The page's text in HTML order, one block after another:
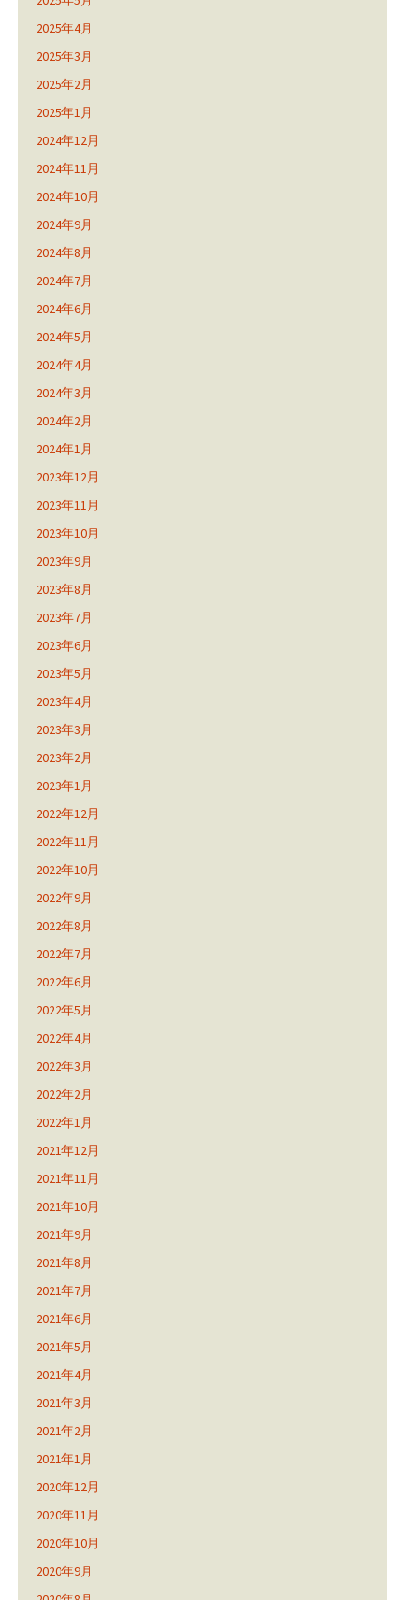
2025年4月
2025年3月
2025年2月
2025年1月
2024年12月
2024年11月
2024年10月
2024年9月
2024年8月
2024年7月
2024年6月
2024年5月
2024年4月
2024年3月
2024年2月
2024年1月
2023年12月
2023年11月
2023年10月
2023年9月
2023年8月
2023年7月
2023年6月
2023年5月
2023年4月
2023年3月
2023年2月
2023年1月
2022年12月
2022年11月
2022年10月
2022年9月
2022年8月
2022年7月
2022年6月
2022年5月
2022年4月
2022年3月
2022年2月
2022年1月
2021年12月
2021年11月
2021年10月
2021年9月
2021年8月
2021年7月
2021年6月
2021年5月
2021年4月
2021年3月
2021年2月
2021年1月
2020年12月
2020年11月
2020年10月
2020年9月